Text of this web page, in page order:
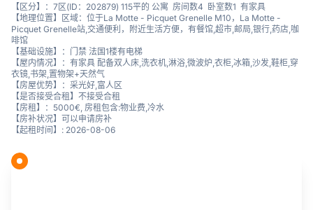
【区分】：7区(ID：202879) 115平的 公寓 房间数4 卧室数1 有家具
【地理位置】区域：位于La Motte - Picquet Grenelle M10，La Motte -
Picquet Grenelle站,交通便利，附近生活方便，有餐馆,超市,邮局,银行,药店,咖
啡馆
【基础设施】：门禁 法国1楼有电梯
【屋内情况】：有家具 配备双人床,洗衣机,淋浴,微波炉,衣柜,冰箱,沙发,鞋柜,穿
衣镜,书架,置物架+天然气
【房屋优势】：采光好,富人区
【是否接受合租】不接受合租
【房租】：5000€, 房租包含:物业费,冷水
【房补状况】可以申请房补
【起租时间】: 2026-08-06